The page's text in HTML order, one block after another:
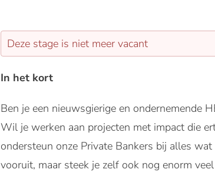
Deze stage is niet meer vacant
In het kort
Ben je een nieuwsgierige en ondernemende
Wil je werken aan projecten met impact die
ondersteun onze Private Bankers bij alles
vooruit, maar steek je zelf ook nog enorm